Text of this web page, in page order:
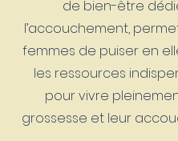
de bien-être
l’accouchement,
femmes de puiser en
les ressources
pour vivre
grossesse et leur